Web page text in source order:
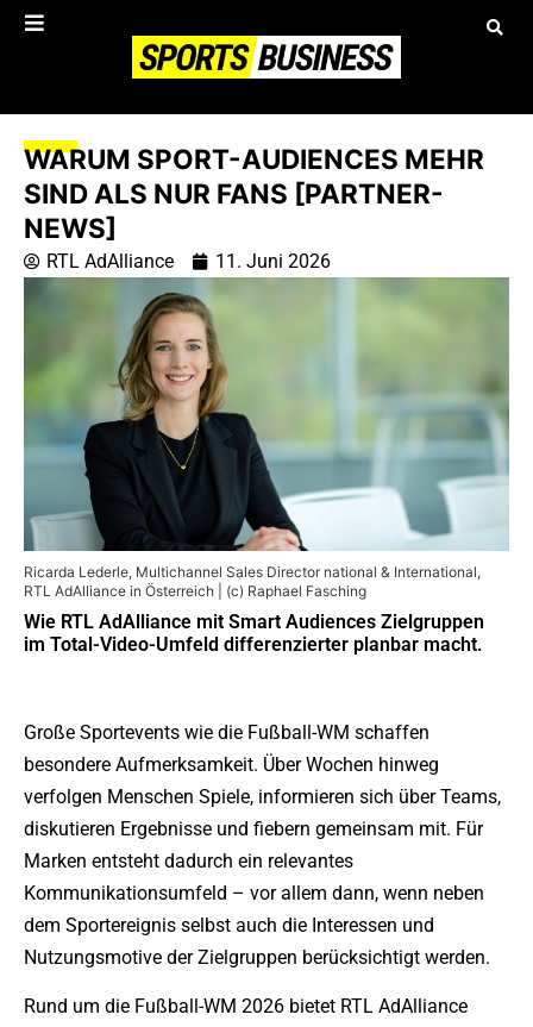
WARUM SPORT-AUDIENCES MEHR
SIND ALS NUR FANS [PARTNER-
NEWS]
RTL AdAlliance 11. Juni 2026
Ricarda Lederle, Multichannel Sales Director national & International,
RTL AdAlliance in Österreich | (c) Raphael Fasching
Wie RTL AdAlliance mit Smart Audiences Zielgruppen
im Total-Video-Umfeld differenzierter planbar macht.
Große Sportevents wie die Fußball-WM schaffen
besondere Aufmerksamkeit. Über Wochen hinweg
verfolgen Menschen Spiele, informieren sich über Teams,
diskutieren Ergebnisse und fiebern gemeinsam mit. Für
Marken entsteht dadurch ein relevantes
Kommunikationsumfeld – vor allem dann, wenn neben
dem Sportereignis selbst auch die Interessen und
Nutzungsmotive der Zielgruppen berücksichtigt werden.
Rund um die Fußball-WM 2026 bietet RTL AdAlliance